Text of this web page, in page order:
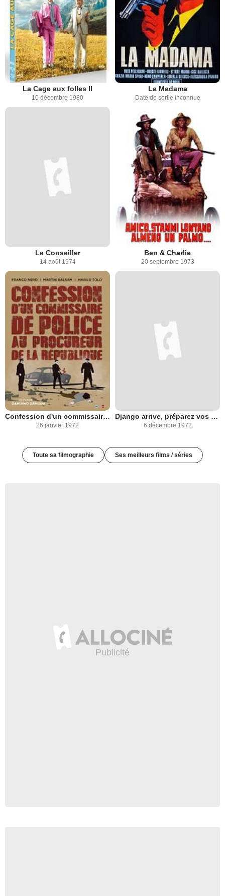
La Cage aux folles II
10 décembre 1980
La Madama
Date de sortie inconnue
Le Conseiller
14 août 1974
Ben & Charlie
20 septembre 1973
Confession d'un commissaire de police au procureur de la république
26 janvier 1972
Django arrive, préparez vos cercueils
6 décembre 1972
Toute sa filmographie Ses meilleurs films / séries